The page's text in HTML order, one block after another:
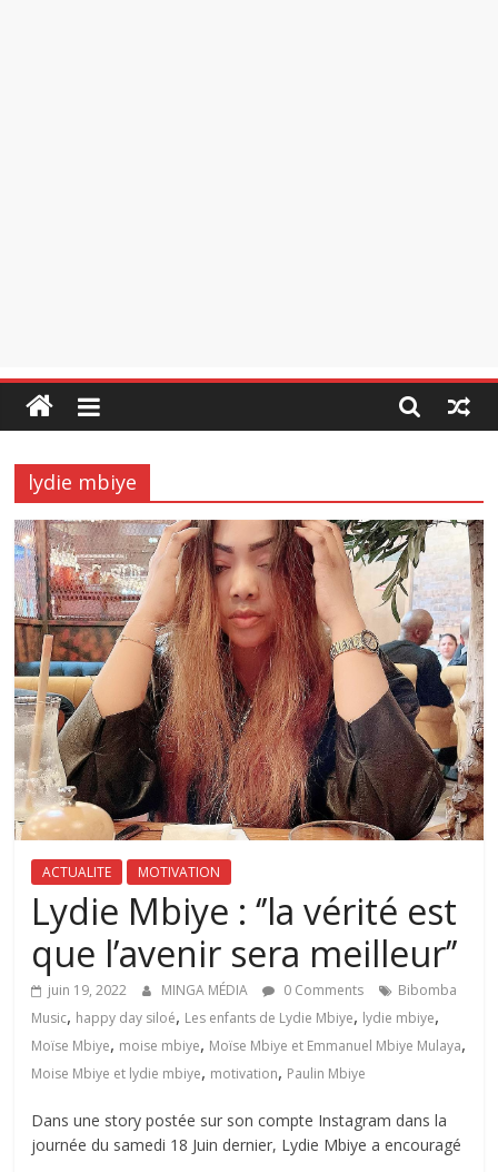
lydie mbiye
ACTUALITE MOTIVATION
Lydie Mbiye : ‘’la vérité est
que l’avenir sera meilleur’’
juin 19, 2022 MINGA MÉDIA 0 Comments
Bibomba
Music, happy day siloé, Les enfants de Lydie Mbiye, lydie mbiye,
Moïse Mbiye, moise mbiye, Moïse Mbiye et Emmanuel Mbiye Mulaya,
Moise Mbiye et lydie mbiye, motivation, Paulin Mbiye
Dans une story postée sur son compte Instagram dans la
journée du samedi 18 Juin dernier, Lydie Mbiye a encouragé